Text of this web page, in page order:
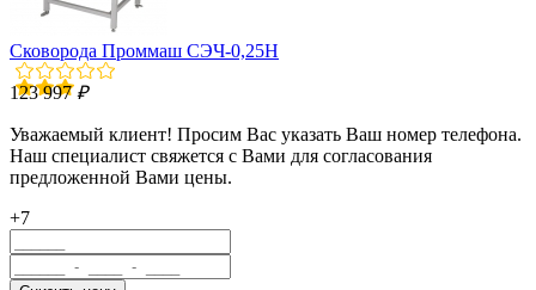
Сковорода Проммаш СЭЧ-0,25Н
123 997₽
Уважаемый клиент! Просим Вас указать Ваш номер телефона.
Наш специалист свяжется с Вами для согласования
предложенной Вами цены.
+7